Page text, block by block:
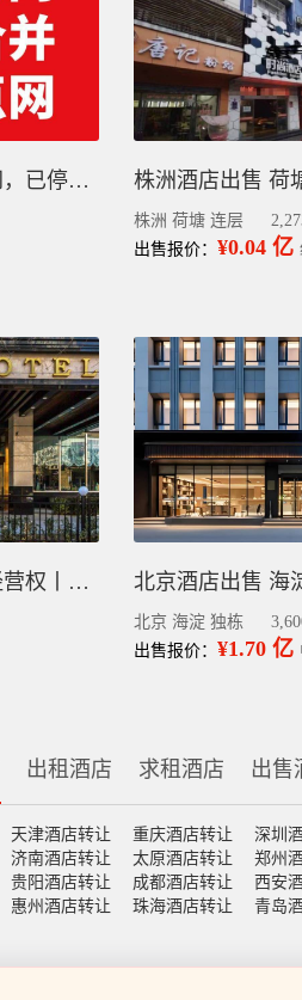
此平台改名合并至指点网，已停止更新，请到指点网小程序查看或发布信息
株洲 荷塘 连层
出售报价： ¥0.04 亿
北京独栋酒店出售产权经营权丨丰台科技园区1.09万平 北京酒店出售 海
北京 海淀 独栋
出售报价： ¥1.70 亿
出租酒店 求租酒店 出售
天津酒店转让 重庆酒店转让
深圳
济南酒店转让 太原酒店转让
郑州
贵阳酒店转让 成都酒店转让
西安
惠州酒店转让 珠海酒店转让 青岛